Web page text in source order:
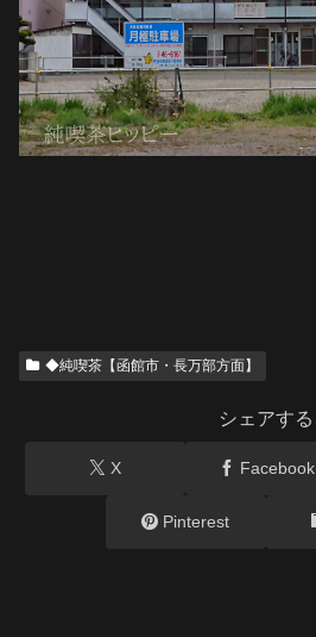
◆純喫茶【函館市・長万部方面】
シェアする
X Facebook
Pinterest